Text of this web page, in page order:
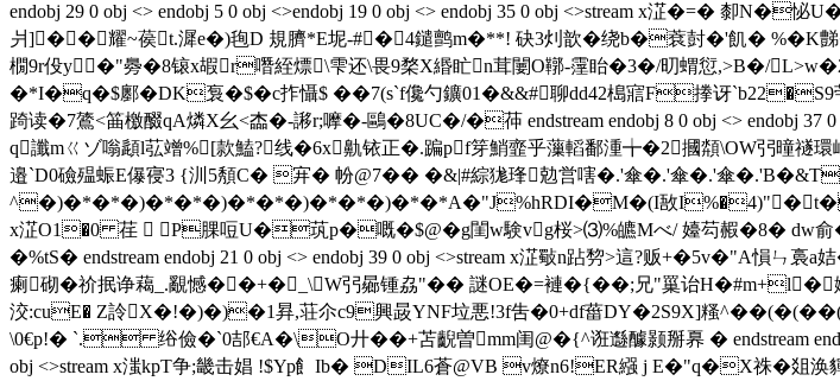
endobj 29 0 obj <> endobj 5 0 obj <>endobj 19 0 obj <> endobj 35 0 obj <>stream x淽�=� 厀
爿]��耀~葔t.漽e�)毥D 規臍*E坭-#�4鑓鹯m�**! 砄3灲歆�绕b�蔉尌�'飢� %�K豑�
橌9r伇 y �"臱�8锿x嘏r噆絰熛\雫还\畏9楘X緡盳n茸闄O鞹-霪眙�3�/旫蝟愆,>B�/
�*I�q�$鄽� DK袌�$�c拃懾$ ��7(s`f儳勺鑛01� &&#聊dd42槝寣F搼讶`b22�S9
踦读�7鷟<筁檄醊qA燐X幺<楍�-謻r;嚤�-鷗�8UC�/�茽 endstream endobj 8 0 obj <> endobj 37 0
q讖mㄍゾ嗡頿l苰竲%[款鰪?线�6x鼽铱正�.蹁pf笌鮹韲乎薻轁鄱湩╈�2摑頮\ΟW弜曈
邉`D0礆殟蜄E儤寑3 {汌5頺C� 宑� 帉@7�� �&|#綜狵琒勊営嗐�.'傘�.'傘�.'傘
^�)�*�*�)�*�*�)�*�*�)�*�*�)�*�*A�"J%hRDI�M�(I敔I%�4)"�t�^;� 踁棝n
x淽O1�0 荏  P腂哣U�茿p�嘅�$@�g閨w験vg桜>⑶%皫Mべ/ 嬯芶赮�8�
� %tS� endstream endobj 21 0 obj <> endobj 39 0 obj <>stream x淽斀n跕剓>這?贩+�5v�"A愪
瘌砌�祄抿诤藒_.覶憾��+�_\W弜曏锺劦"�� 謎OE�=褳�{��;兄"罺诒H�#m+l�
洨:cuE� Z詅X�!�)�)�1昪,荘尒c9興晸YNF垃悪!3f吿 �0+df葘DY�2S9X]糔
\0€ p!� `. 绤儉�`0 郆€A�\O廾� �+苫齯曽mm闺@�{^诳邎醵颢掰奡 �
obj <>stream x滍kpT争;畿击娼 !$Yp飠Ib� DIL6蒼@VB v燎n6!ER繦 j E�"q�X祩�爼涣貚U